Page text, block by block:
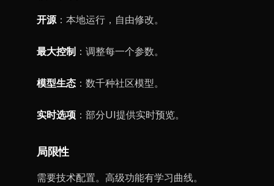
开源：本地运行，自由修改。
最大控制 ：调整每一个参数。
模型生态 ：数千种社区模型。
实时选项 ：部分UI提供实时预览。
局限性
需要技术配置。高级功能有学习曲线。